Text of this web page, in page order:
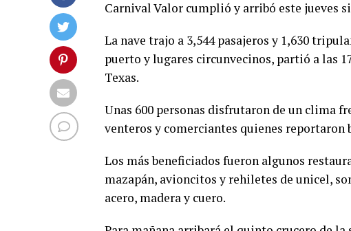
Carnival Valor cumplió y arribó este jueves
La nave trajo a 3,544 pasajeros y 1,630
puerto y lugares circunvecinos, partió a las
Texas.
Unas 600 personas disfrutaron de un clima
venteros y comerciantes quienes reportaron
Los más beneficiados fueron algunos
mazapán, avioncitos y rehiletes de unicel,
acero, madera y cuero.